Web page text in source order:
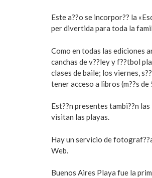
Este a??o se incorpor?? la
per divertida para toda la
Como en todas las ediciones
canchas de v??ley y f??tbol
clases de baile; los viernes,
tener acceso a libros (m??s
Est??n presentes tambi??n
visitan las playas.
Hay un servicio de
Web.
Buenos Aires Playa fue la